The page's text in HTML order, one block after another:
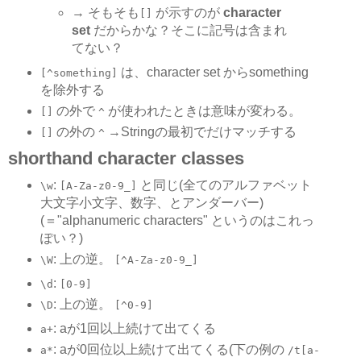
→ そもそも
が示すのがcharacter
set だからかな？そこに記号は含まれ
てない？
[^something]
は、character set からsomething
を除外する
の外で ^ が使われたときは意味が変わる。
の外の ^ →Stringの最初でだけマッチする
shorthand character classes
\w: [A-Za-z0-9_]
と同じ(全てのアルファベット
大文字小文字、数字、とアンダーバー)
(＝"alphanumeric characters" というのはこれっ
ぽい？)
\W: 上の逆。
[^A-Za-z0-9_]
\d :
[0-9]
\D: 上の逆。
[^0-9]
a+: aが1回以上続けて出てくる
a*: aが0回位以上続けて出てくる(下の例の /t[a-